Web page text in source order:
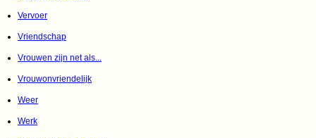
Vervoer
Vriendschap
Vrouwen zijn net als...
Vrouwonvriendelijk
Weer
Werk